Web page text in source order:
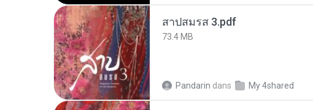
สาปสมรส 3.pdf
73.4 MB
Pandarin dans My 4shared